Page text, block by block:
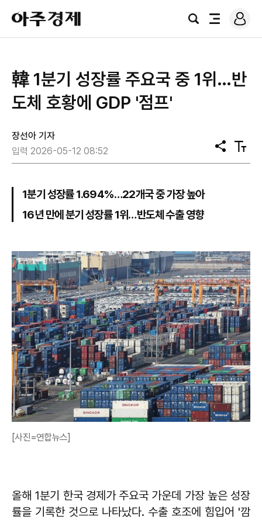
아
주
경
검
전
로
그
韓 1분기 성장률 주요국 중 1위…반
도체 호황에 GDP '점프'
장선아 기자
입력 2026-05-12 08:52
공
유
텍
스
1분기 성장률 1.694%…22개국 중 가장 높아
16년 만에 분기 성장률 1위…반도체 수출 영향
[사진=연합뉴스]
올해 1분기 한국 경제가 주요국 가운데 가장 높은 성장
률을 기록한 것으로 나타났다. 수출 호조에 힘입어 '깜